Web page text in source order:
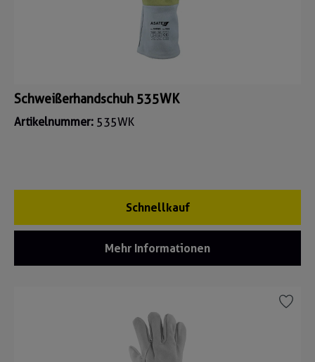
Schweißerhandschuh 535WK
Artikelnummer: 535WK
Schnellkauf
Mehr Informationen